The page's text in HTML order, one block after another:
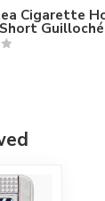
Cigarette